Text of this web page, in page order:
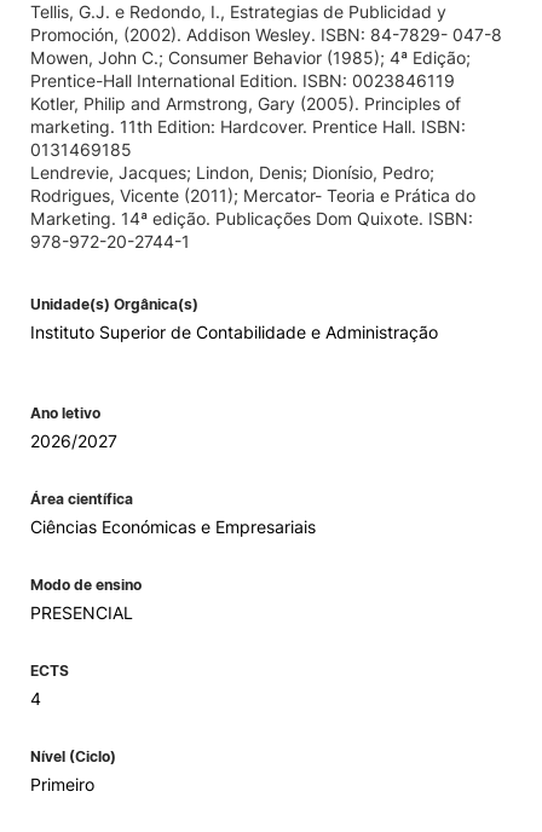
Tellis, G.J. e Redondo, I., Estrategias de Publicidad y
Promoción, (2002). Addison Wesley. ISBN: 84-7829- 047-8
Mowen, John C.; Consumer Behavior (1985); 4ª Edição;
Prentice-Hall International Edition. ISBN: 0023846119
Kotler, Philip and Armstrong, Gary (2005). Principles of
marketing. 11th Edition: Hardcover. Prentice Hall. ISBN:
0131469185
Lendrevie, Jacques; Lindon, Denis; Dionísio, Pedro;
Rodrigues, Vicente (2011); Mercator- Teoria e Prática do
Marketing. 14ª edição. Publicações Dom Quixote. ISBN:
978-972-20-2744-1
Unidade(s) Orgânica(s)
Instituto Superior de Contabilidade e Administração
Ano letivo
2026/2027
Área científica
Ciências Económicas e Empresariais
Modo de ensino
PRESENCIAL
ECTS
4
Nível (Ciclo)
Primeiro